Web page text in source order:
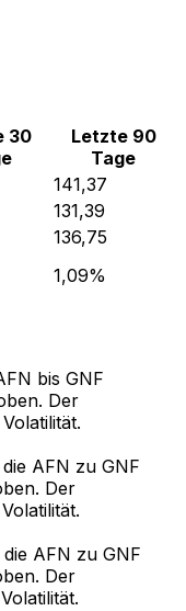
30
Letzte 90
Tage
141,37
131,39
136,75
1,09%
bis GNF
Der
AFN zu GNF
Der
AFN zu GNF
Der